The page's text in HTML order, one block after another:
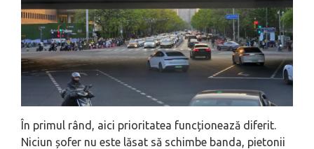
În primul rând, aici prioritatea funcționează diferit.
Niciun șofer nu este lăsat să schimbe banda, pietonii